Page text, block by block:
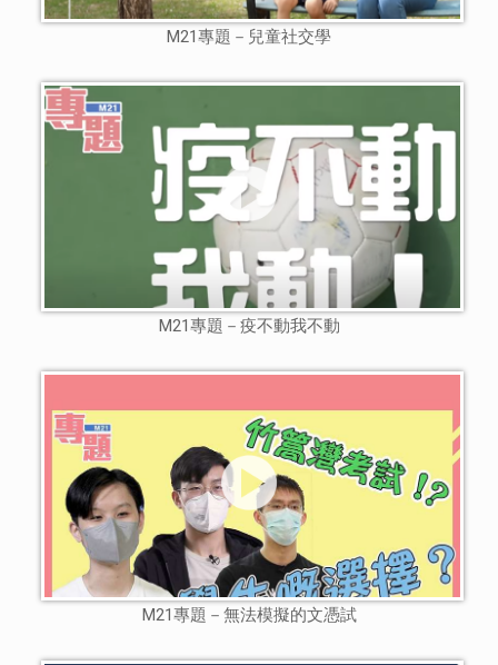
M21專題－兒童社交學
M21專題－疫不動我不動
M21專題－無法模擬的文憑試